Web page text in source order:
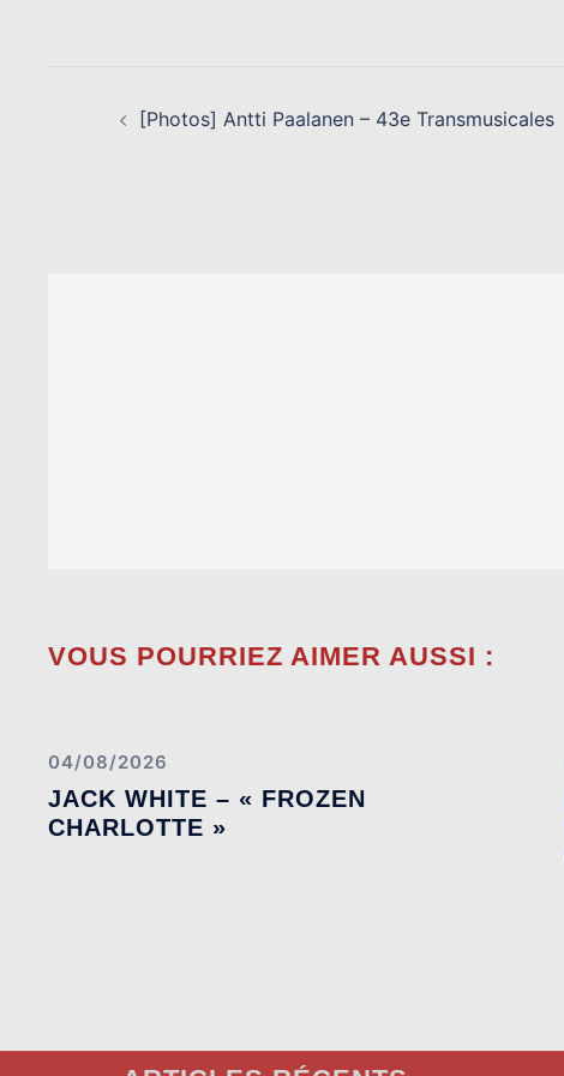
D’ARTICLE[Photos] Antti Paalanen – 43e Transmusicales
VOUS POURRIEZ AIMER AUSSI :
04/08/2026
JACK WHITE – « FROZEN
CHARLOTTE »